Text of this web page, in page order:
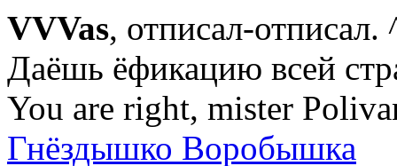
VVVas, отписал-отписал.
Даёшь ёфикацию всей
You are right, mister
Гнёздышко Воробышка